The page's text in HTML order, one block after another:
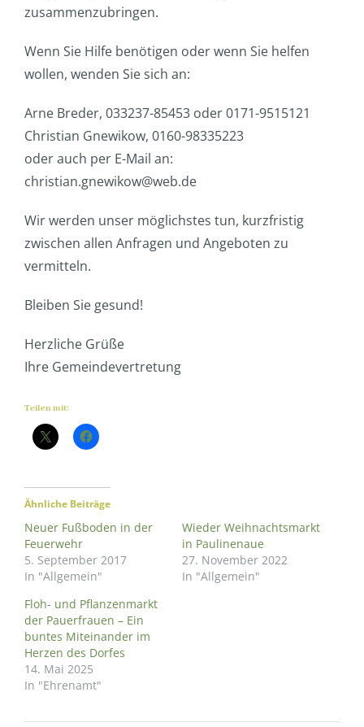
zusammenzubringen.
Wenn Sie Hilfe benötigen oder wenn Sie helfen
wollen, wenden Sie sich an:
Arne Breder, 033237-85453 oder 0171-9515121
Christian Gnewikow, 0160-98335223
oder auch per E-Mail an:
christian.gnewikow@web.de
Wir werden unser möglichstes tun, kurzfristig
zwischen allen Anfragen und Angeboten zu
vermitteln.
Bleiben Sie gesund!
Herzliche Grüße
Ihre Gemeindevertretung
Teilen mit:
Ähnliche Beiträge
Neuer Fußboden in der
Feuerwehr
5. September 2017
In "Allgemein"
Wieder Weihnachtsmarkt
in Paulinenaue
27. November 2022
In "Allgemein"
Floh- und Pflanzenmarkt
der Pauerfrauen – Ein
buntes Miteinander im
Herzen des Dorfes
14. Mai 2025
In "Ehrenamt"